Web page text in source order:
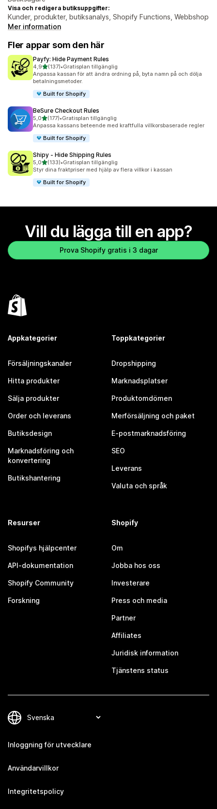
Visa och redigera butiksuppgifter:
Kunder, produkter, butiksanalys, Shopify Functions, Webbshop
Mer information
Fler appar som den här
Payfy: Hide Payment Rules
4,9av 5 stjärnor
(137)
137 recensioner totalt
•Gratisplan tillgänglig
Anpassa kassan för att ändra ordning på, byta namn på och dölja
betalningsmetoder.
Built for Shopify
BeSure Checkout Rules
5,0av 5 stjärnor
(177)
177 recensioner totalt
•Gratisplan tillgänglig
Anpassa kassans beteende med kraftfulla villkorsbaserade regler
Built for Shopify
Shipy ‑ Hide Shipping Rules
5,0av 5 stjärnor
(133)
133 recensioner totalt
•Gratisplan tillgänglig
Styr dina fraktpriser med hjälp av flera villkor i kassan
Built for Shopify
Vill du lägga till en app?
Prova Shopify gratis i 3 dagar
Appkategorier
Försäljningskanaler
Hitta produkter
Sälja produkter
Order och leverans
Butiksdesign
Marknadsföring och
konvertering
Butikshantering
Toppkategorier
Dropshipping
Marknadsplatser
Produktomdömen
Merförsäljning och paket
E-postmarknadsföring
SEO
Leverans
Valuta och språk
Resurser
Shopifys hjälpcenter
API-dokumentation
Shopify Community
Forskning
Shopify
Om
Jobba hos oss
Investerare
Press och media
Partner
Affiliates
Juridisk information
Tjänstens status
Inloggning för utvecklare
Användarvillkor
Integritetspolicy